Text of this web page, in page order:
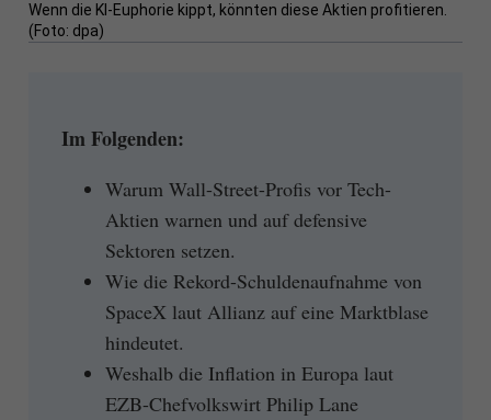
Wenn die KI-Euphorie kippt, könnten diese Aktien profitieren.
(Foto: dpa)
Im Folgenden:
Warum Wall-Street-Profis vor Tech-
Aktien warnen und auf defensive
Sektoren setzen.
Wie die Rekord-Schuldenaufnahme von
SpaceX laut Allianz auf eine Marktblase
hindeutet.
Weshalb die Inflation in Europa laut
EZB-Chefvolkswirt Philip Lane